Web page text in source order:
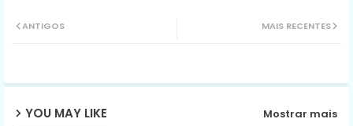
ap
MAIS RECENTES
ANTIGOS
YOU MAY LIKE Mostrar mais